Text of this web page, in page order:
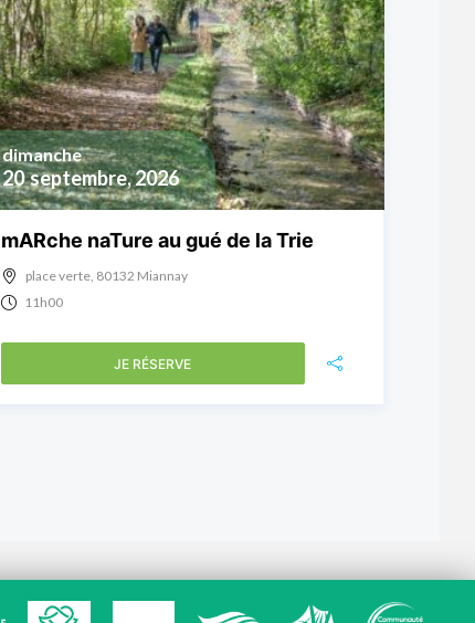
20 septembre, 2026
dimanche
mARche naTure au gué de la Trie
place verte, 80132 Miannay
11h00
JE RÉSERVE